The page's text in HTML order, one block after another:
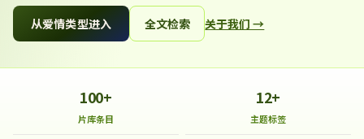
从爱情类型进入 全文检索 关于我们 →
100+
片库条目
12+
主题标签